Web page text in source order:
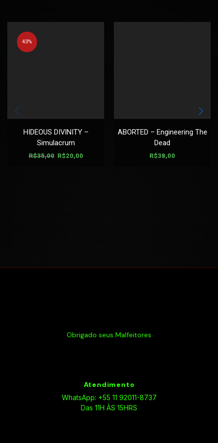
43%
HIDEOUS DIVINITY –
Simulacrum
R$35,00 R$20,00
ABORTED – Engineering The
Dead
R$38,00
Obrigado seus Malfeitores
Atendimento
WhatsApp: +55 11 92011-8737
Das 11H ÀS 15HRS